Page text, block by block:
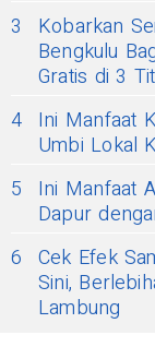
3
Kobarkan
Bengkulu
Gratis di 3
4 Ini Manfaat
Umbi Lokal
5
Ini Manfaat
Dapur
6 Cek Efek
Sini,
Lambung